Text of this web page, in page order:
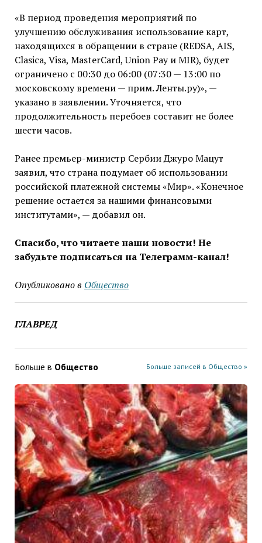
«В период проведения мероприятий по
улучшению обслуживания использование карт,
находящихся в обращении в стране (REDSA, AIS,
Clasica, Visa, MasterCard, Union Pay и MIR), будет
ограничено с 00:30 до 06:00 (07:30 — 13:00 по
московскому времени — прим. Ленты.ру)», —
указано в заявлении. Уточняется, что
продолжительность перебоев составит не более
шести часов.
Ранее премьер-министр Сербии Джуро Мацут
заявил, что страна подумает об использовании
российской платежной системы «Мир». «Конечное
решение остается за нашими финансовыми
институтами», — добавил он.
Спасибо, что читаете наши новости! Не
забудьте подписаться на Телеграмм-канал!
Опубликовано в Общество
ГЛАВРЕД
Больше в Общество Больше записей в Общество »